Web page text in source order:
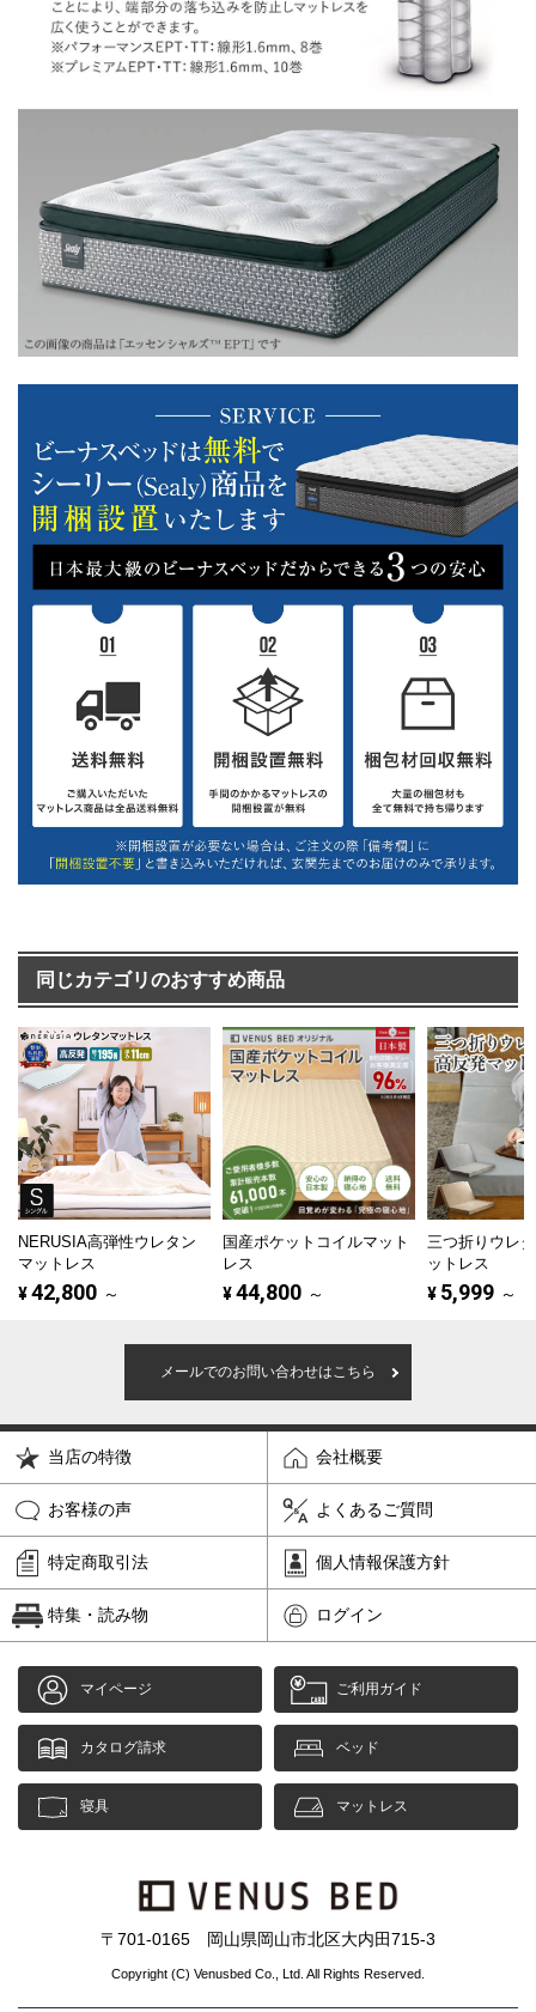
同じカテゴリのおすすめ商品
NERUSIA高弾性ウレタン
マットレス
¥42,800 ～
国産ポケットコイルマット
レス
¥44,800 ～
三つ折りウレ
ットレス
¥ 5,999 ～
メールでのお問い合わせはこちら
当店の特徴 会社概要
お客様の声 よくあるご質問
特定商取引法 個人情報保護方針
特集・読み物 ログイン
マイページ ご利用ガイド
カタログ請求 ベッド
寝具 マットレス
〒701-0165 岡山県岡山市北区大内田715-3
Copyright (C) Venusbed Co., Ltd. All Rights Reserved.